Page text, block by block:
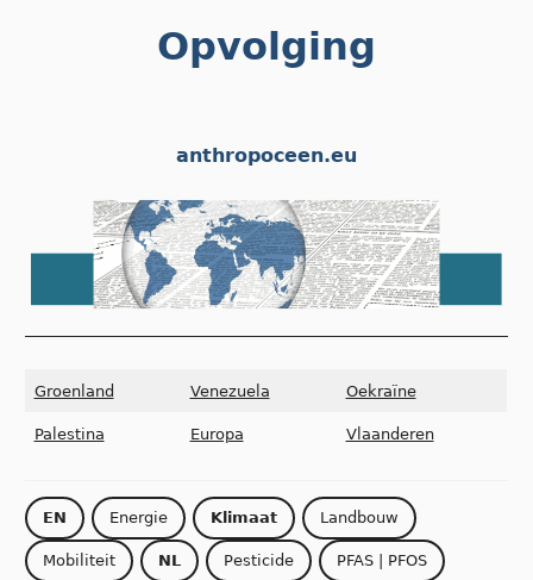
Opvolging
anthropoceen.eu
Groenland Venezuela Oekraïne
Palestina Europa Vlaanderen
EN Energie Klimaat Landbouw
Mobiliteit NL Pesticide PFAS | PFOS